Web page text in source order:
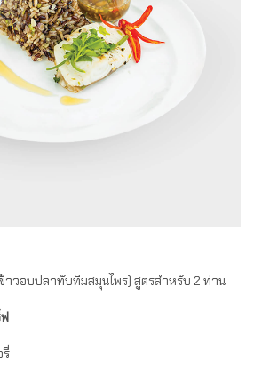
วอบปลาทับทิมสมุนไพร) สูตรสำหรับ 2 ท่าน
รี่